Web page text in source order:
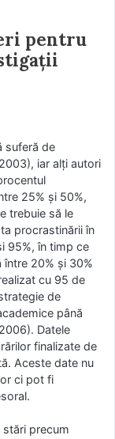
pentru
suferă de
iar alți autori
25% și 50%,
trebuie să le
procrastinării în
95%, în timp ce
20% și 30%
cu 95 de
de
până
Datele
finalizate de
Aceste date nu
ci pot fi
stări precum